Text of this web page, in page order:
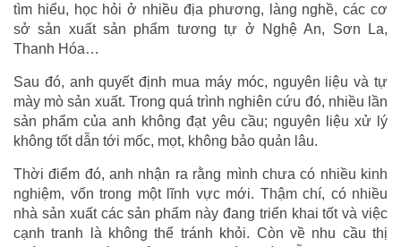
tìm hiểu, học hỏi ở nhiều địa phương, làng nghề, các cơ
sở sản xuất sản phẩm tương tự ở Nghệ An, Sơn La,
Thanh Hóa…
Sau đó, anh quyết định mua máy móc, nguyên liệu và tự
mày mò sản xuất. Trong quá trình nghiên cứu đó, nhiều lần
sản phẩm của anh không đạt yêu cầu; nguyên liệu xử lý
không tốt dẫn tới mốc, mọt, không bảo quản lâu.
Thời điểm đó, anh nhận ra rằng mình chưa có nhiều kinh
nghiệm, vốn trong một lĩnh vực mới. Thậm chí, có nhiều
nhà sản xuất các sản phẩm này đang triển khai tốt và việc
cạnh tranh là không thể tránh khỏi. Còn về nhu cầu thị